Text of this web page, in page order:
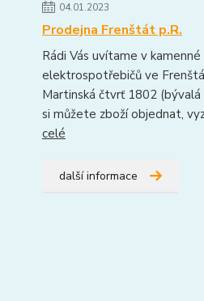
04.01.2023
Prodejna Frenštát p.R.
Rádi Vás uvítame v
elektrospotřebičů ve
Martinská čtvrť 1802 (bývalá
si můžete zboží objednat,
celé
další informace